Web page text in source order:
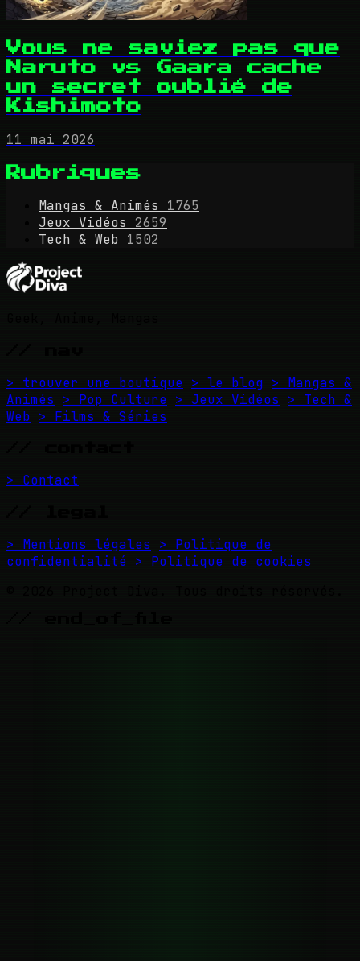
Vous ne saviez pas que
Naruto vs Gaara cache
un secret oublié de
Kishimoto
11 mai 2026
Rubriques
Mangas & Animés
1765
Jeux Vidéos
2659
Tech & Web 1502
> trouver une boutique > le blog > Mangas &
Animés
> Pop Culture > Jeux Vidéos
> Tech &
Web > Films & Séries
> Contact
> Mentions légales
> Politique de
confidentialité > Politique de cookies